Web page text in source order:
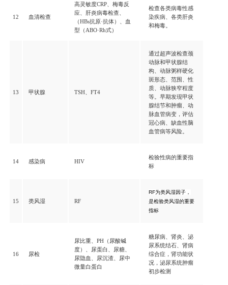
12 血清检查
高灵敏度CRP、梅毒反
应、肝炎病毒检查、
（HBs抗原·抗体）、血
型（ABO·Rh式）
检查各类病毒性感
染疾病、各类肝炎
和梅毒。
13 甲状腺 TSH、FT4
通过超声波检查颈
动脉和甲状腺结
构、动脉粥样硬化
斑形态、范围、性
质、动脉狭窄程度
等。早期发现甲状
腺结节和肿瘤、动
脉血管病变，评估
冠心病、缺血性脑
血管病等风险。
14 感染病 HIV
检验性病的重要指
标
15 类风湿 RF
RF为类风湿因子 ，
是检验类风湿的重要
指标
16 尿检
尿比重、PH（尿酸碱
度）、尿蛋白、尿糖、
尿隐血、尿沉渣、尿中
微量白蛋白
糖尿病、肾炎、泌
尿系统结石、肾病
综合症，肾功能状
况，泌尿系统肿瘤
初步检测